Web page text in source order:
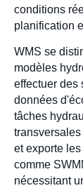
conditions
planification
WMS se
modèles
effectuer des
données
tâches
et exporte
comme
nécessitant